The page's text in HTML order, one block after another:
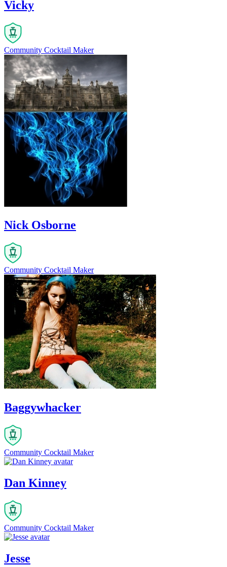
Vicky
Community Cocktail Maker
Nick Osborne
Community Cocktail Maker
Baggywhacker
Community Cocktail Maker
Dan Kinney
Community Cocktail Maker
Jesse